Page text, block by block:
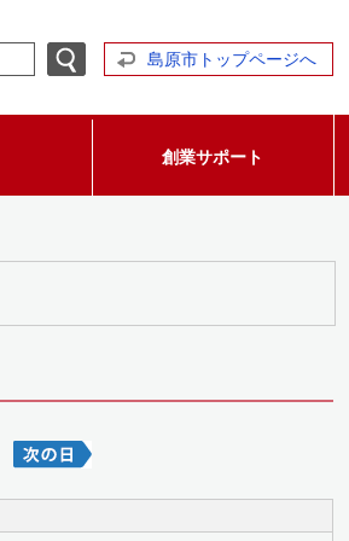
島原市トップページへ
創業サポート